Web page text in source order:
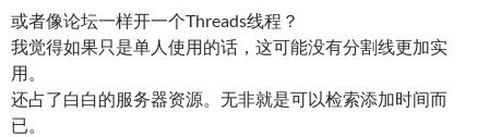
或者像论坛一样开一个Threads线程？
我觉得如果只是单人使用的话，这可能没有分割线更加实
用。
还占了白白的服务器资源。无非就是可以检索添加时间而
已。